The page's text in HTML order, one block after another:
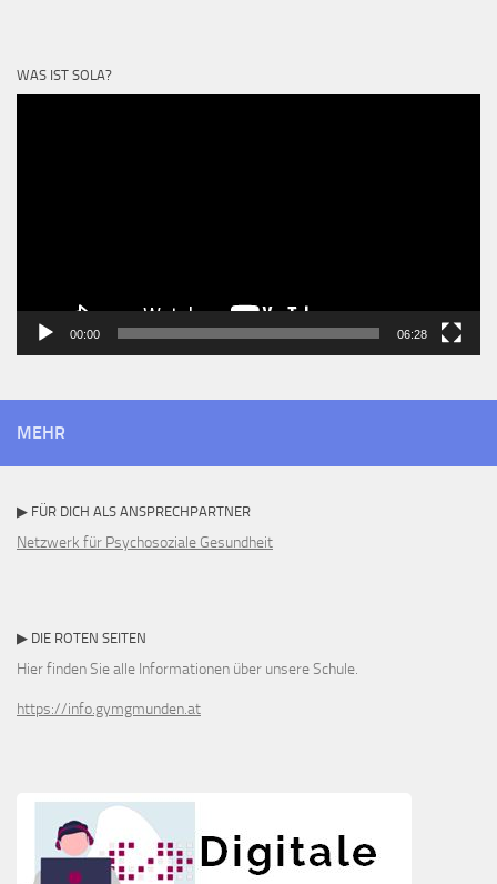
WAS IST SOLA?
00:00 06:28
MEHR
▶ FÜR DICH ALS ANSPRECHPARTNER
Netzwerk für Psychosoziale Gesundheit
▶ DIE ROTEN SEITEN
Hier finden Sie alle Informationen über unsere Schule.
https://info.gymgmunden.at